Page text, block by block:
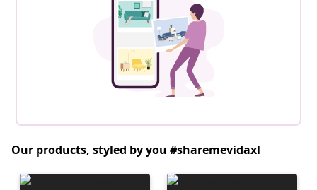
Our products, styled by you #sharemevidaxl